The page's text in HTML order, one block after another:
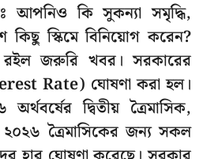
আপনিও কি সুকন্যা সমৃদ্ধি,
স্কিমে বিনিয়োগ করেন?
জরুরি খবর। সরকারের
Rate) ঘোষণা করা হল।
দ্বিতীয় ত্রৈমাসিক,
২০২৬ ত্রৈমাসিকের জন্য সকল